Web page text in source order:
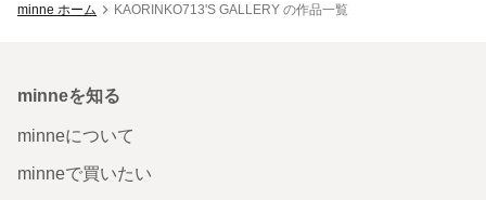
minne ホーム KAORINKO713'S GALLERY の作品一覧
minneを知る
minneについて
minneで買いたい